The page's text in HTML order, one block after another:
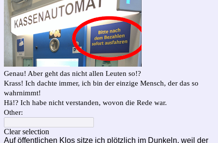
Genau! Aber geht das nicht allen Leuten so!?
Krass! Ich dachte immer, ich bin der einzige Mensch, der das so
wahrnimmt!
Hä!? Ich habe nicht verstanden, wovon die Rede war.
Other:
Clear selection
Auf öffentlichen Klos sitze ich plötzlich im Dunkeln, weil der